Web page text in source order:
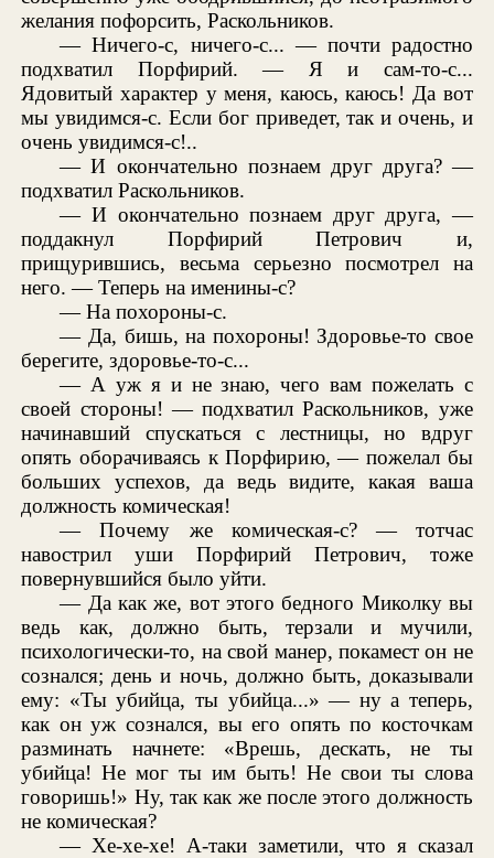
желания пофорсить, Раскольников.
— Ничего-с, ничего-с... — почти радостно
подхватил Порфирий. — Я и сам-то-с...
Ядовитый характер у меня, каюсь, каюсь! Да вот
мы увидимся-с. Если бог приведет, так и очень, и
очень увидимся-с!..
— И окончательно познаем друг друга? —
подхватил Раскольников.
— И окончательно познаем друг друга, —
поддакнул Порфирий Петрович и,
прищурившись, весьма серьезно посмотрел на
него. — Теперь на именины-с?
— На похороны-с.
— Да, бишь, на похороны! Здоровье-то свое
берегите, здоровье-то-с...
— А уж я и не знаю, чего вам пожелать с
своей стороны! — подхватил Раскольников, уже
начинавший спускаться с лестницы, но вдруг
опять оборачиваясь к Порфирию, — пожелал бы
больших успехов, да ведь видите, какая ваша
должность комическая!
— Почему же комическая-с? — тотчас
навострил уши Порфирий Петрович, тоже
повернувшийся было уйти.
— Да как же, вот этого бедного Миколку вы
ведь как, должно быть, терзали и мучили,
психологически-то, на свой манер, покамест он не
сознался; день и ночь, должно быть, доказывали
ему: «Ты убийца, ты убийца...» — ну а теперь,
как он уж сознался, вы его опять по косточкам
разминать начнете: «Врешь, дескать, не ты
убийца! Не мог ты им быть! Не свои ты слова
говоришь!» Ну, так как же после этого должность
не комическая?
— Хе-хе-хе! А-таки заметили, что я сказал